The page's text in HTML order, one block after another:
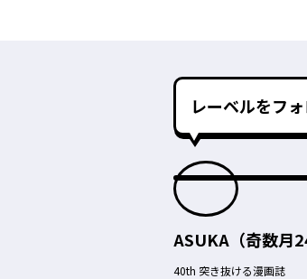
レーベルをフ
ASUKA（奇数月
40th 突き抜ける漫画誌